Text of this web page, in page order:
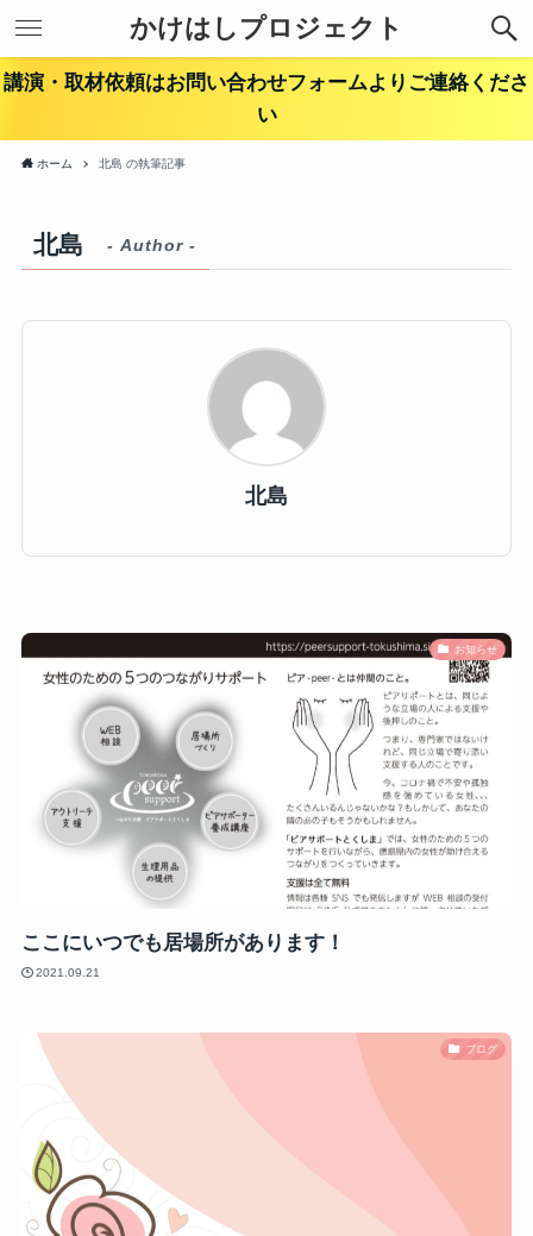
かけはしプロジェクト
講演・取材依頼はお問い合わせフォームよりご連絡くださ
い
ホーム 北島 の執筆記事
北島 - Author -
北島
お知らせ
ここにいつでも居場所があります！
2021.09.21
ブログ